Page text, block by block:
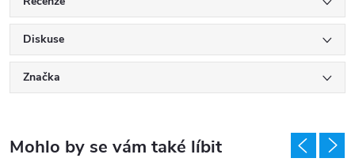
Diskuse
Značka